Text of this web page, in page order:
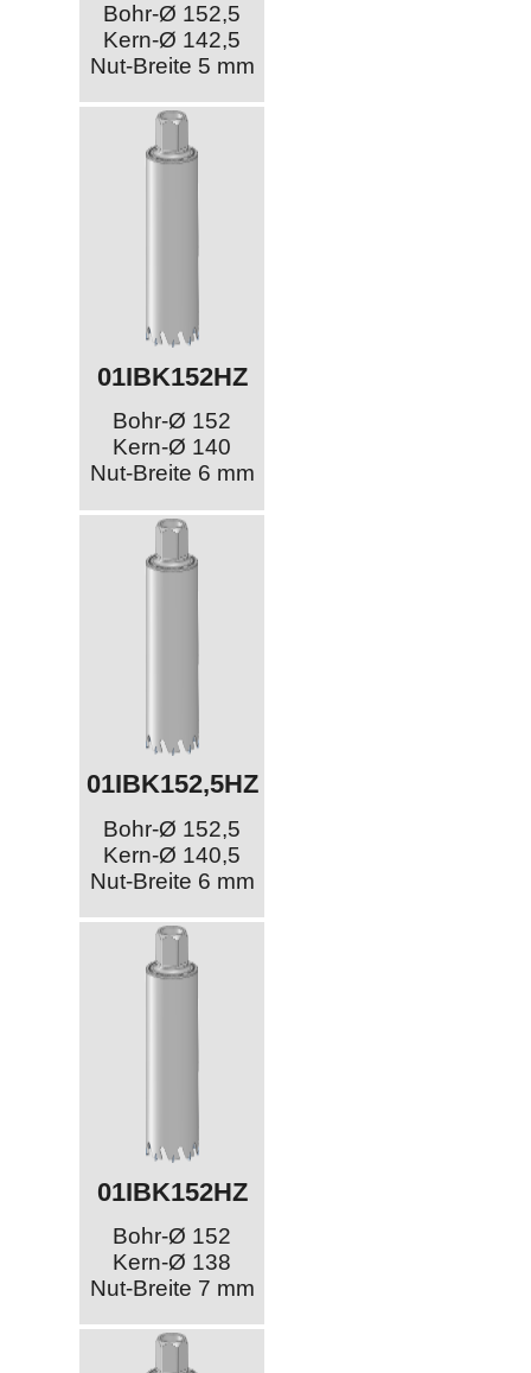
Bohr-Ø 152,5
Kern-Ø 142,5
Nut-Breite 5 mm
01IBK152HZ
Bohr-Ø 152
Kern-Ø 140
Nut-Breite 6 mm
01IBK152,5HZ
Bohr-Ø 152,5
Kern-Ø 140,5
Nut-Breite 6 mm
01IBK152HZ
Bohr-Ø 152
Kern-Ø 138
Nut-Breite 7 mm